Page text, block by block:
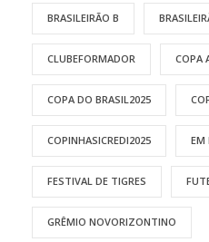
BRASILEIRÃO B
CLUBEFORMADOR COPA
COPA DO BRASIL2025
COPINHASICREDI2025 EM
FESTIVAL DE TIGRES
GRÊMIO NOVORIZONTINO